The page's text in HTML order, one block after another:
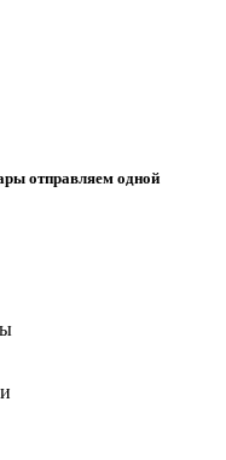
отправляем одной